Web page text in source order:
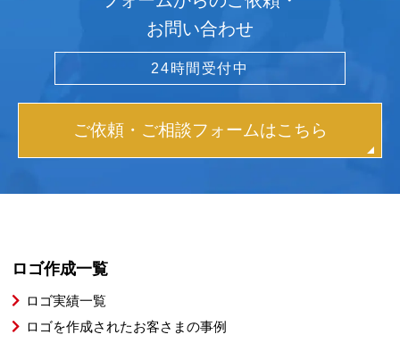
お問い合わせ
24時間受付中
ご依頼・ご相談フォームはこちら
ロゴ作成一覧
ロゴ実績一覧
ロゴを作成されたお客さまの事例